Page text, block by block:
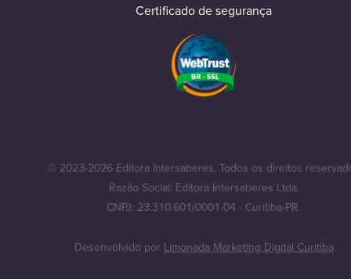
Certificado de segurança
© 2023-2026 Editora Intersaberes. Todos os direitos
Razão Social: Editora Intersaberes Ltda.
CNPJ: 23.310.601/0001-04 - Curitiba-PR.
Desenvolvido por Limonada Marketing Digital Curitiba